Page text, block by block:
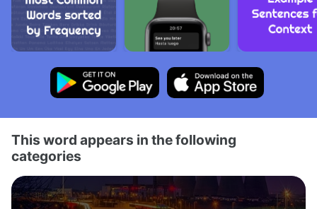
This word appears in the following
categories